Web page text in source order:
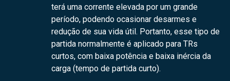
terá uma corrente elevada por um grande
período, podendo ocasionar desarmes e
redução de sua vida útil. Portanto, esse tipo de
partida normalmente é aplicado para TRs
curtos, com baixa potência e baixa inércia da
carga (tempo de partida curto).